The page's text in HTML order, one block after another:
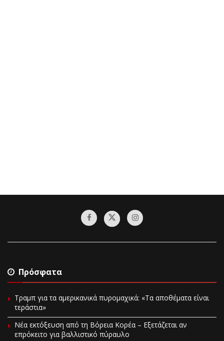
Πρόσφατα
Τραμπ για τα αμερικανικά πυρομαχικά: «Τα αποθέματα είναι
τεράστια»
Νέα εκτόξευση από τη Βόρεια Κορέα – Εξετάζεται αν
επρόκειτο για βαλλιστικό πύραυλο